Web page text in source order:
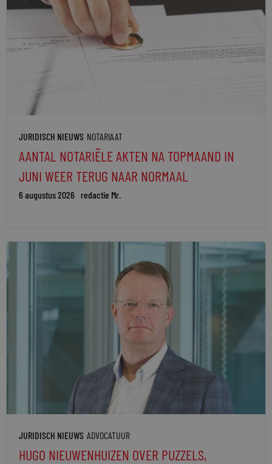
JURIDISCH NIEUWS NOTARIAAT
AANTAL NOTARIËLE AKTEN NA TOPMAAND IN
JUNI WEER TERUG NAAR NORMAAL
6 augustus 2026 redactie Mr.
JURIDISCH NIEUWS ADVOCATUUR
HUGO NIEUWENHUIZEN OVER PUZZELS,